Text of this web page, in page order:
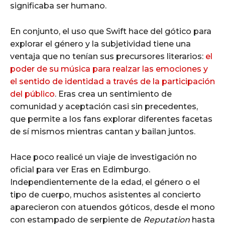
significaba ser humano.
En conjunto, el uso que Swift hace del gótico para
explorar el género y la subjetividad tiene una
ventaja que no tenían sus precursores literarios: el
poder de su música para realzar las emociones y
el sentido de identidad a través de la participación
del público. Eras crea un sentimiento de
comunidad y aceptación casi sin precedentes,
que permite a los fans explorar diferentes facetas
de sí mismos mientras cantan y bailan juntos.
Hace poco realicé un viaje de investigación no
oficial para ver Eras en Edimburgo.
Independientemente de la edad, el género o el
tipo de cuerpo, muchos asistentes al concierto
aparecieron con atuendos góticos, desde el mono
con estampado de serpiente de Reputation hasta